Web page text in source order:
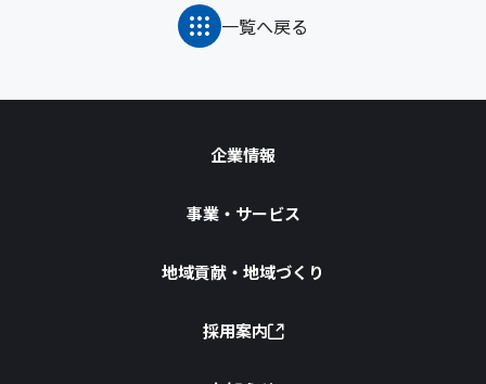
一覧へ戻る
企業情報
事業・サービス
地域貢献・地域づくり
採用案内